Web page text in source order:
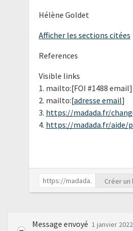
Hélène Goldet
Afficher les sections citées
References
Visible links
1. mailto:[FOI #1488 email]
2. mailto:[adresse email]
3. https://madada.fr/
4. https://madada.fr/aide/
Créer un
Message envoyé 1 janvier 2022